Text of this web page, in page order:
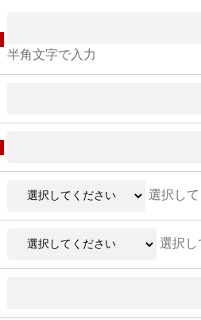
半角文字で入力
選択し
選択し